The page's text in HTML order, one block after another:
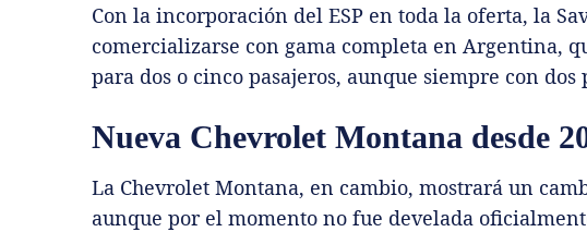
Con la incorporación del ESP en toda la oferta, la
comercializarse con gama completa en Argentina,
para dos o cinco pasajeros, aunque siempre con dos
Nueva Chevrolet Montana desde
La Chevrolet Montana, en cambio, mostrará un
aunque por el momento no fue develada